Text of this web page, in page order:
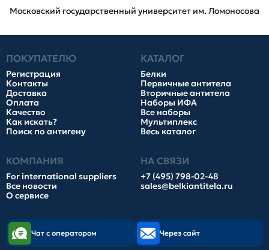
Московский государственный университет им. Ломоносова
ПОКУПАТЕЛЮ
Регистрация
Контакты
Доставка
Оплата
Качество
Как искать?
Поиск по антигену
КАТАЛОГ
Белки
Первичные антитела
Вторичные антитела
Наборы ИФА
Все наборы
Мультиплекс
Весь каталог
КОМПАНИЯ
For international suppliers
Все новости
О сервисе
НА СВЯЗИ
+7 (495) 798-02-48
sales@belkiantitela.ru
Чат с оператором Через сайт